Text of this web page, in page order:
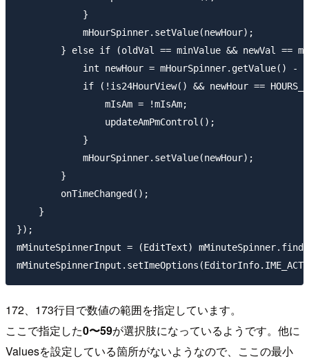
            }
            mHourSpinner.setValue(newHour);
} else if (oldVal == minValue && newVal ==
int newHour = mHourSpinner.getValue() -
if (!is24HourView() && newHour ==
                mIsAm = !mIsAm;
                updateAmPmControl();
            }
            mHourSpinner.setValue(newHour);
        }
        onTimeChanged();
    }
});
mMinuteSpinnerInput = (EditText)
172、173行目で数値の範囲を指定しています。
ここで指定した0〜59が選択肢になっているようです。他に
Valuesを設定している箇所がないようなので、ここの最小